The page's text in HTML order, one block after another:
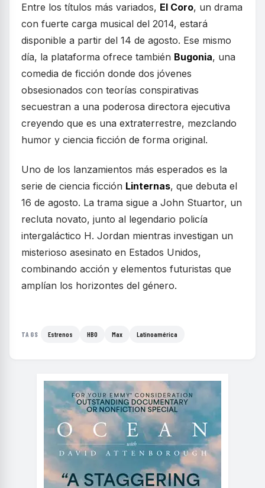
Entre los títulos más variados, El Coro, un drama
con fuerte carga musical del 2014, estará
disponible a partir del 14 de agosto. Ese mismo
día, la plataforma ofrece también Bugonia, una
comedia de ficción donde dos jóvenes
obsesionados con teorías conspirativas
secuestran a una poderosa directora ejecutiva
creyendo que es una extraterrestre, mezclando
humor y ciencia ficción de forma original.
Uno de los lanzamientos más esperados es la
serie de ciencia ficción Linternas, que debuta el
16 de agosto. La trama sigue a John Stuartor, un
recluta novato, junto al legendario policía
intergaláctico H. Jordan mientras investigan un
misterioso asesinato en Estados Unidos,
combinando acción y elementos futuristas que
amplían los horizontes del género.
TAGS Estrenos HBO Max Latinoamérica